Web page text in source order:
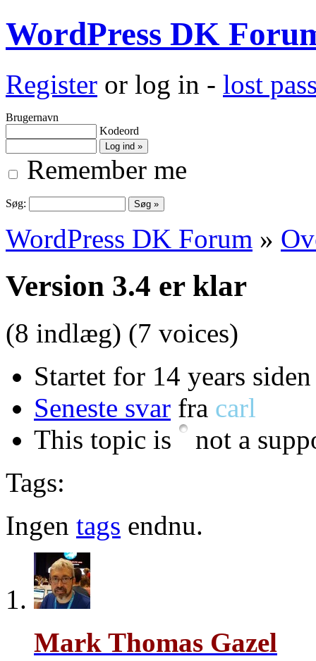
WordPress DK
Register or log in - lost
Brugernavn
Kodeord
Remember me
Søg:
WordPress DK Forum »
Version 3.4 er klar
(8 indlæg) (7 voices)
Startet for 14 years
Seneste svar fra carl
This topic is
not a
Tags:
Ingen tags endnu.
Mark Thomas Gazel